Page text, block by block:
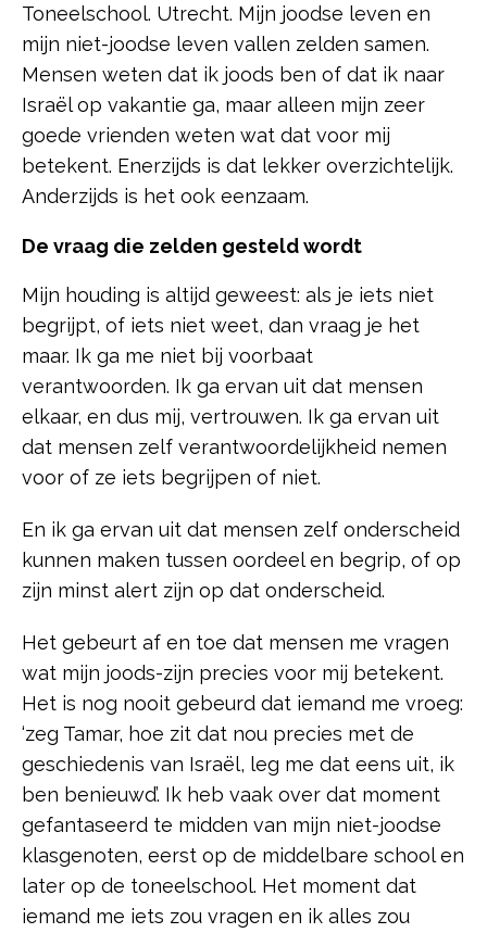
Toneelschool. Utrecht. Mijn joodse leven en
mijn niet-joodse leven vallen zelden samen.
Mensen weten dat ik joods ben of dat ik naar
Israël op vakantie ga, maar alleen mijn zeer
goede vrienden weten wat dat voor mij
betekent. Enerzijds is dat lekker overzichtelijk.
Anderzijds is het ook eenzaam.
De vraag die zelden gesteld wordt
Mijn houding is altijd geweest: als je iets niet
begrijpt, of iets niet weet, dan vraag je het
maar. Ik ga me niet bij voorbaat
verantwoorden. Ik ga ervan uit dat mensen
elkaar, en dus mij, vertrouwen. Ik ga ervan uit
dat mensen zelf verantwoordelijkheid nemen
voor of ze iets begrijpen of niet.
En ik ga ervan uit dat mensen zelf onderscheid
kunnen maken tussen oordeel en begrip, of op
zijn minst alert zijn op dat onderscheid.
Het gebeurt af en toe dat mensen me vragen
wat mijn joods-zijn precies voor mij betekent.
Het is nog nooit gebeurd dat iemand me vroeg:
‘zeg Tamar, hoe zit dat nou precies met de
geschiedenis van Israël, leg me dat eens uit, ik
ben benieuwd’. Ik heb vaak over dat moment
gefantaseerd te midden van mijn niet-joodse
klasgenoten, eerst op de middelbare school en
later op de toneelschool. Het moment dat
iemand me iets zou vragen en ik alles zou